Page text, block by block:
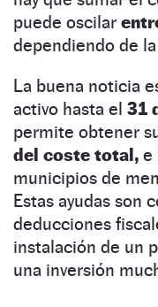
puede oscilar
dependiendo de
La buena noticia
activo hasta el 31
permite obtener
del coste total, e
municipios de
Estas ayudas son
deducciones
instalación de un
una inversión